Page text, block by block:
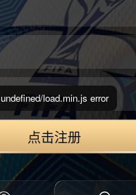
点击注册
undefined/load.min.js error